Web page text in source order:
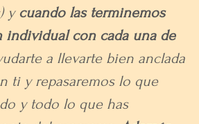
y cuando las terminemos
individual con cada una de
a llevarte bien anclada
ti y repasaremos lo que
y todo lo que has